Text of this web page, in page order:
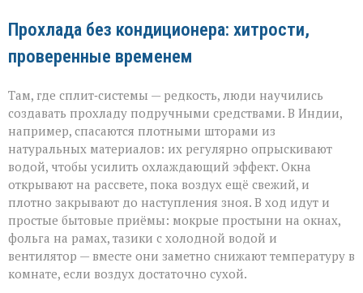
Прохлада без кондиционера: хитрости,
проверенные временем
Там, где сплит‑системы — редкость, люди научились
создавать прохладу подручными средствами. В Индии,
например, спасаются плотными шторами из
натуральных материалов: их регулярно опрыскивают
водой, чтобы усилить охлаждающий эффект. Окна
открывают на рассвете, пока воздух ещё свежий, и
плотно закрывают до наступления зноя. В ход идут и
простые бытовые приёмы: мокрые простыни на окнах,
фольга на рамах, тазики с холодной водой и
вентилятор — вместе они заметно снижают температуру в
комнате, если воздух достаточно сухой.